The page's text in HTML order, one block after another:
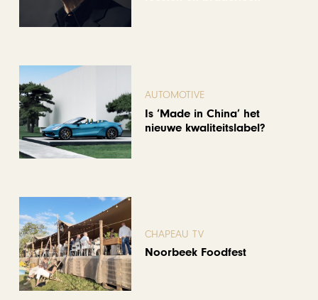
AUTOMOTIVE
Is ‘Made in China’ het
nieuwe kwaliteitslabel?
CHAPEAU TV
Noorbeek Foodfest